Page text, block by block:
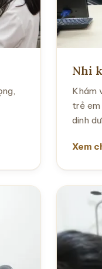
Nhi
Khám
trẻ em
dinh
Xem